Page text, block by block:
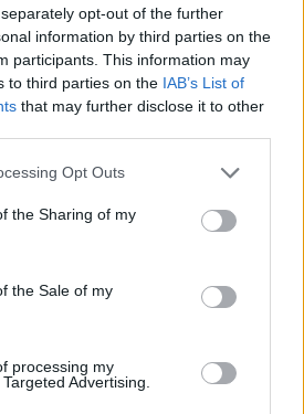
opt-out of the further
information by third parties on the
participants. This information may
to third parties on the IAB’s List of
that may further disclose it to other
Opt Outs
the Sharing of my
the Sale of my
processing my
Advertising.
puzzle:
(2465voti, media:3,80